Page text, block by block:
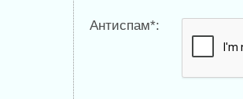
Антиспам*: